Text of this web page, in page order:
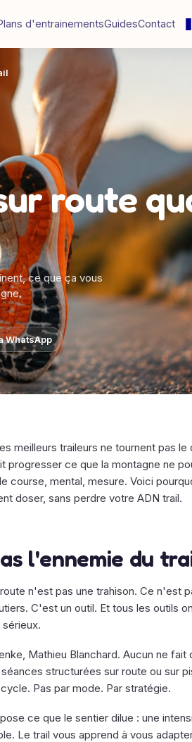
d'entrainementsGuidesContact
route
ce que ça vous
WhatsApp
meilleurs traileurs ne tournent pas le
progresser ce que la montagne ne
course, mental, mesure. Voici
doser, sans perdre votre ADN trail.
l'ennemie du
n'est pas une trahison. Ce n'est
C'est un outil. Et tous les outils
Mathieu Blanchard. Aucun ne fait
structurées sur route ou sur
Pas par mode. Par stratégie.
ce que le sentier dilue : une
Le trail vous apprend à vous